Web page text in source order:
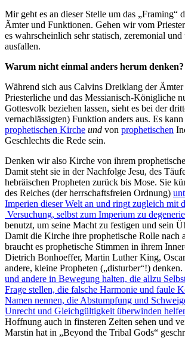
Mir geht es an dieser Stelle um das „Framing“
Ämter und Funktionen. Gehen wir vom
es wahrscheinlich sehr statisch, zeremonial
ausfallen.
Warum nicht einmal anders herum denken?
Während sich aus Calvins Dreiklang der
Priesterliche und das Messianisch-Königliche
Gottesvolk beziehen lassen, sieht es bei der
vernachlässigten) Funktion anders aus. Es
prophetischen Kirche und von prophetischen
Geschlechts die Rede sein.
Denken wir also Kirche von ihrem
Damit steht sie in der Nachfolge Jesu, des
hebräischen Propheten zurück bis Mose. Sie
des Reiches (der herrschaftsfreien Ordnung)
Imperien dieser Welt an und ringt zugleich mit
Versuchung, selbst zum Imperium zu
benutzt, um seine Macht zu festigen und sein
Damit die Kirche ihre prophetische Rolle nach
braucht es prophetische Stimmen in ihrem
Dietrich Bonhoeffer, Martin Luther King,
andere, kleine Propheten („disturber“!) denken.
und andere in Bewegung halten, die allzu
Frage stellen, die falsche Harmonie und faule
Namen nennen, die Abstumpfung und
Unrecht und Gleichgültigkeit überwinden
Hoffnung auch in finsteren Zeiten sehen und
Marstin hat in „Beyond the Tribal Gods“